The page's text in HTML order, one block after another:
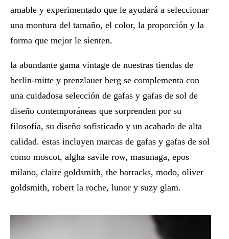
amable y experimentado que le ayudará a seleccionar
una montura del tamaño, el color, la proporción y la
forma que mejor le sienten.
la abundante gama vintage de nuestras tiendas de
berlin-mitte y prenzlauer berg se complementa con
una cuidadosa selección de gafas y gafas de sol de
diseño contemporáneas que sorprenden por su
filosofía, su diseño sofisticado y un acabado de alta
calidad. estas incluyen marcas de gafas y gafas de sol
como moscot, algha savile row, masunaga, epos
milano, claire goldsmith, the barracks, modo, oliver
goldsmith, robert la roche, lunor y suzy glam.